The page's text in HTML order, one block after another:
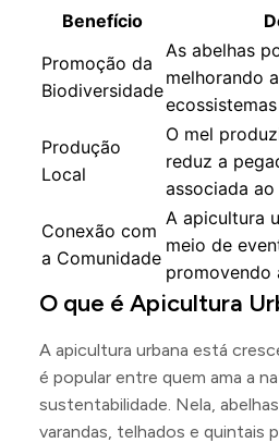
Benefício
Promoção da
Biodiversidade
As abelhas
melhorando
Produção
Local
O mel
reduz a
associada
Conexão com
a Comunidade
A apicultura
meio de
promovendo
O que é Apicultura
A apicultura urbana está
é popular entre quem ama a
sustentabilidade. Nela,
varandas, telhados e quintais